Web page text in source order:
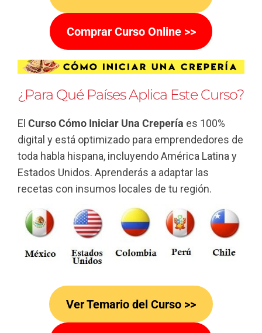
Comprar Curso Online >>
¿Para Qué Países Aplica Este Curso?
El Curso Cómo Iniciar Una Crepería es 100%
digital y está optimizado para emprendedores de
toda habla hispana, incluyendo América Latina y
Estados Unidos. Aprenderás a adaptar las
recetas con insumos locales de tu región.
Ver Temario del Curso >>